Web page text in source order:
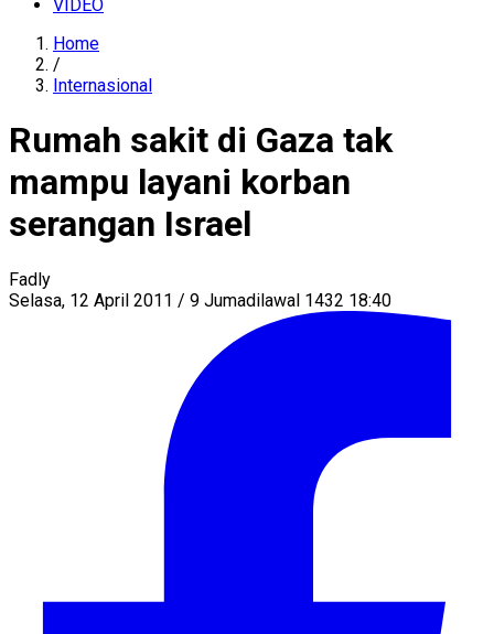
VIDEO
Home
/
Internasional
Rumah sakit di Gaza tak
mampu layani korban
serangan Israel
Fadly
Selasa, 12 April 2011 / 9 Jumadilawal 1432 18:40